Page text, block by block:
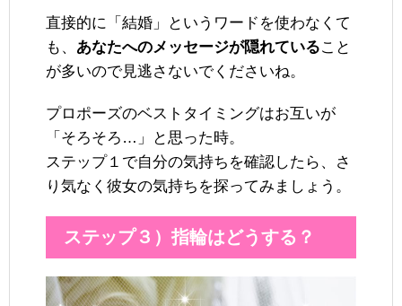
直接的に「結婚」というワードを使わなくて
も、 あなたへのメッセージが隠れていること
が多いので見逃さないでくださいね。
プロポーズのベストタイミングはお互いが
「そろそろ…」と思った時。
ステップ１で自分の気持ちを確認したら、さ
り気なく彼女の気持ちを探ってみましょう。
ステップ３）指輪はどうする？